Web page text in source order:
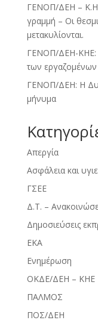
ΓΕΝΟΠ/ΔΕΗ –
γραμμή – Οι
μετακυλίονται.
ΓΕΝΟΠ/ΔΕΗ-ΚΗΕ:
των εργαζομένων
ΓΕΝΟΠ/ΔΕΗ: Η
μήνυμα
Απεργία
Ασφάλεια και
ΓΣΕΕ
Δ.Τ. –
Δημοσιεύσεις
ΕΚΑ
Ενημέρωση
ΟΚΔΕ/ΔΕΗ – ΚΗΕ
ΠΑΛΜΟΣ
ΠΟΣ/ΔΕΗ